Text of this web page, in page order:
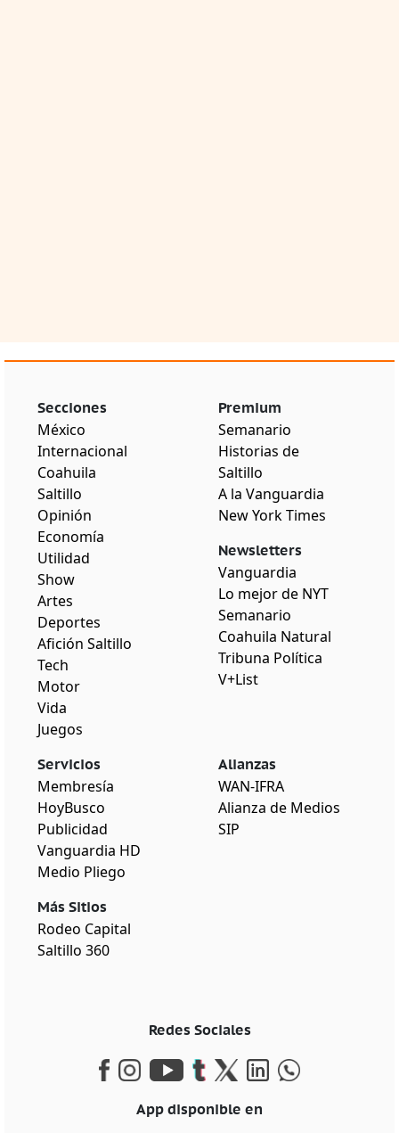
Secciones
México
Internacional
Coahuila
Saltillo
Opinión
Economía
Utilidad
Show
Artes
Deportes
Afición Saltillo
Tech
Motor
Vida
Juegos
Premium
Semanario
Historias de
Saltillo
A la Vanguardia
New York Times
Newsletters
Vanguardia
Lo mejor de NYT
Semanario
Coahuila Natural
Tribuna Política
V+List
Servicios
Membresía
HoyBusco
Publicidad
Vanguardia HD
Medio Pliego
Más Sitios
Rodeo Capital
Saltillo 360
Alianzas
WAN-IFRA
Alianza de Medios
SIP
Redes Sociales
App disponible en